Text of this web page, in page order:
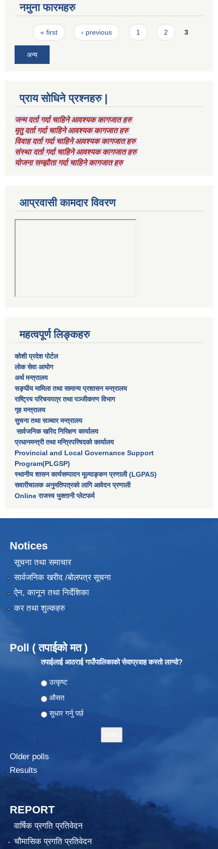
नमुना फारमहरु
Pages
« first ‹ previous 1 2 3
अन्य
प्राय सोधिने प्रश्नहरु |
जन्म दर्ता गर्दा चाहिने आवश्यक कागजात हरु
मृतु दर्ता गर्दा चाहिने आवश्यक कागजात हरु
विवाह दर्ता गर्दा चाहिने आवश्यक कागजात हरु
संस्था दर्ता गर्दा चाहिने आवश्यक कागजात हरु
योजना सम्झौता गर्दा चाहिने कागजात हरु
आप्रवासी कामदार विवरण
महत्वपूर्ण लिङ्कहरु
कोशी प्रदेश पोर्टल
लाेक सेवा आयाेग
अर्थ मन्त्रालय
सङ्घीय मामिला तथा सामान्य प्रशासन मन्त्रालय
राष्‍ट्रिय परिचयपत्र तथा पञ्‍जीकरण विभाग
गृह मन्त्रालय
सुचना तथा सञ्चार मन्त्रालय
सार्वजनिक खरिद निरिक्षण कार्यालय
प्रधानमन्त्री तथा मन्त्रिपरिषदकाे कार्यालय
Provincial and Local Governance Support
Program(PLGSP)
स्थानीय शासन कार्यसम्पादन मूल्याङ्कन प्रणाली (LGPAS)
सवारीचालक अनुमतिपत्रको लागि आवेदन प्रणाली
Online राजस्व भुक्तानी प्लेटफर्म
Notices
सूचना तथा समाचार
सार्वजनिक खरीद /बोलपत्र सूचना
ऐन, कानून तथा निर्देशिका
कर तथा शुल्कहरु
Poll ( तपाईको मत )
तपाईलाई आठराई गाउँपालिकाको सेवाप्रवाह कस्तो लाग्यो?
Choices
उत्कृष्ट
औसत
सुधार गर्नु पर्छ
Older polls
Results
REPORT
वार्षिक प्रगति प्रतिवेदन
चौमासिक प्रगति प्रतिवेदन